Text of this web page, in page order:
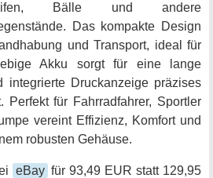
Bälle und andere
Das kompakte Design
und Transport, ideal für
Akku sorgt für eine lange
integrierte Druckanzeige präzises
Perfekt für Fahrradfahrer, Sportler
vereint Effizienz, Komfort und
robusten Gehäuse.
eBay für 93,49 EUR statt 129,95